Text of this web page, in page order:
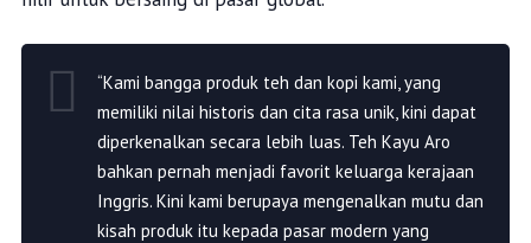
“Kami bangga produk teh dan kopi kami, yang
memiliki nilai historis dan cita rasa unik, kini dapat
diperkenalkan secara lebih luas. Teh Kayu Aro
bahkan pernah menjadi favorit keluarga kerajaan
Inggris. Kini kami berupaya mengenalkan mutu dan
kisah produk itu kepada pasar modern yang